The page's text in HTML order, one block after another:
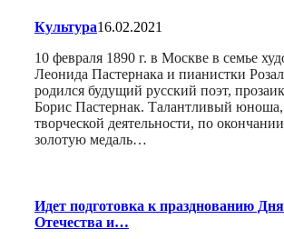
Культура16.02.2021
10 февраля 1890 г. в Москве в семье
Леонида Пастернака и пианистки
родился будущий русский поэт,
Борис Пастернак. Талантливый
творческой деятельности, по
золотую медаль…
Идет подготовка к празднованию
Отечества и…